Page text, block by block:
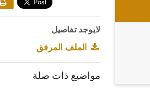
لايوجد تفاصيل
الملف المرفق
مواضيع ذات صلة